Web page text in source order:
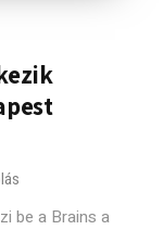
be a Brains a